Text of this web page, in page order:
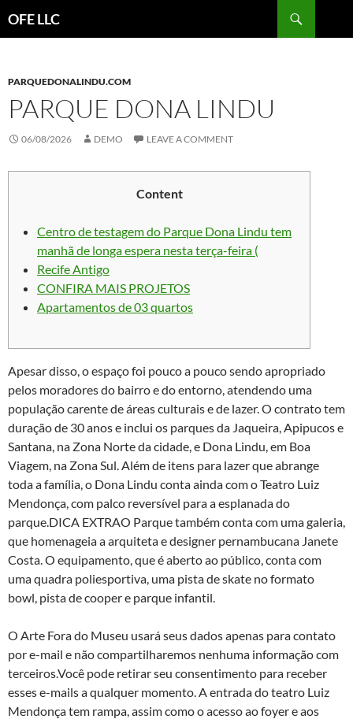
OFE LLC
PARQUEDONALINDU.COM
PARQUE DONA LINDU
06/08/2026 DEMO LEAVE A COMMENT
Content
Centro de testagem do Parque Dona Lindu tem
manhã de longa espera nesta terça-feira (
Recife Antigo
CONFIRA MAIS PROJETOS
Apartamentos de 03 quartos
Apesar disso, o espaço foi pouco a pouco sendo apropriado
pelos moradores do bairro e do entorno, atendendo uma
população carente de áreas culturais e de lazer. O contrato tem
duração de 30 anos e inclui os parques da Jaqueira, Apipucos e
Santana, na Zona Norte da cidade, e Dona Lindu, em Boa
Viagem, na Zona Sul. Além de itens para lazer que abrange
toda a família, o Dona Lindu conta ainda com o Teatro Luiz
Mendonça, com palco reversível para a esplanada do
parque.DICA EXTRAO Parque também conta com uma galeria,
que homenageia a arquiteta e designer pernambucana Janete
Costa. O equipamento, que é aberto ao público, conta com
uma quadra poliesportiva, uma pista de skate no formato
bowl, pista de cooper e parque infantil.
O Arte Fora do Museu usará seus dados apenas para contato
por e-mail e não compartilharemos nenhuma informação com
terceiros.Você pode retirar seu consentimento para receber
esses e-mails a qualquer momento. A entrada do teatro Luiz
Mendonça tem rampa, assim como o acesso ao foyer e aos